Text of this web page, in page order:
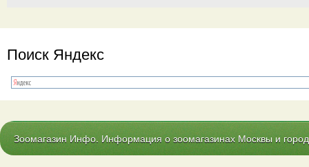
Поиск Яндекс
Зоомагазин Инфо. Информация о зоомагазинах Москвы и